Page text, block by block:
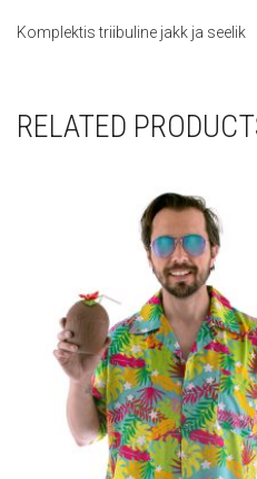
Komplektis triibuline jakk ja seelik
RELATED